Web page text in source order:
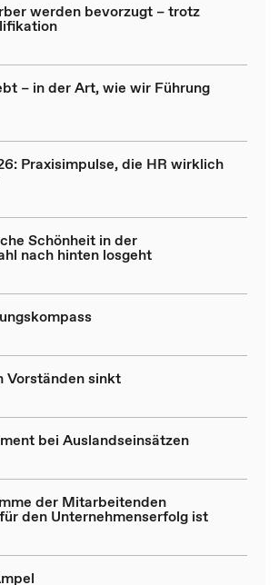
werden bevorzugt – trotz
– in der Art, wie wir Führung
Praxisimpulse, die HR wirklich
Schönheit in der
nach hinten losgeht
Vorständen sinkt
bei Auslandseinsätzen
der Mitarbeitenden
den Unternehmenserfolg ist